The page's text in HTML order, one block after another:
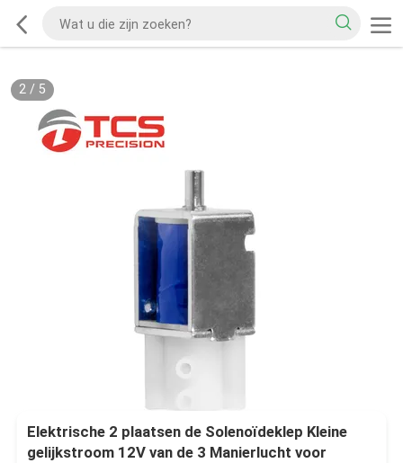
2/ 5
Elektrische 2 plaatsen de Solenoïdeklep Kleine
gelijkstroom 12V van de 3 Manierlucht voor